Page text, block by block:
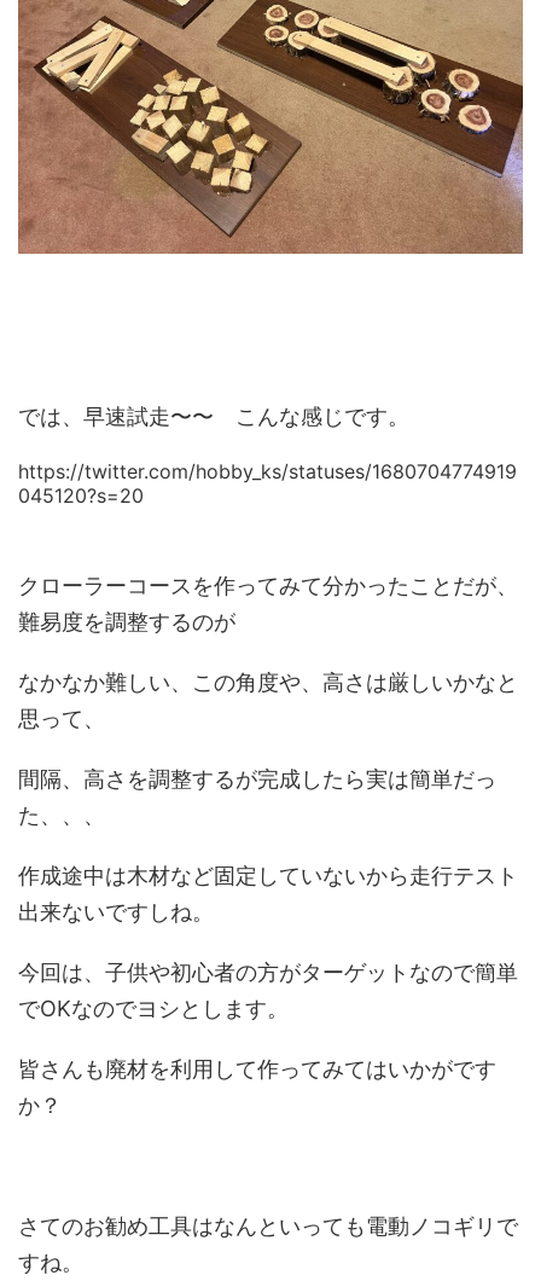
では、早速試走〜〜 こんな感じです。
https://twitter.com/hobby_ks/statuses/1680704774919
045120?s=20
クローラーコースを作ってみて分かったことだが、
難易度を調整するのが
なかなか難しい、この角度や、高さは厳しいかなと
思って、
間隔、高さを調整するが完成したら実は簡単だっ
た、、、
作成途中は木材など固定していないから走行テスト
出来ないですしね。
今回は、子供や初心者の方がターゲットなので簡単
でOKなのでヨシとします。
皆さんも廃材を利用して作ってみてはいかがです
か？
さてのお勧め工具はなんといっても電動ノコギリで
すね。